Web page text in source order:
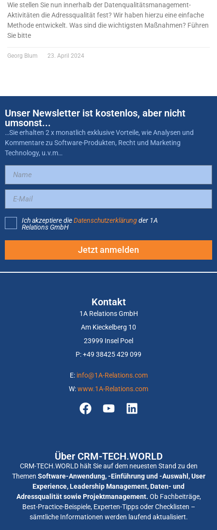
Wie stellen Sie nun innerhalb der Datenqualitätsmanagement-
Aktivitäten die Adressqualität fest? Wir haben hierzu eine einfache
Methode entwickelt. Was sind die wichtigsten Maßnahmen? Führen
Sie bitte
Georg Blum 23. April 2024
Unser Newsletter ist kostenlos, aber nicht
umsonst...
…Sie erhalten 2 x monatlich exklusive Vorteile, wie Analysen und
Kommentare zu Software-Produkten, Recht und Marketing
Technology, u.v.m…
Ich akzeptiere dieDatenschutzerklärungder 1A
Relations GmbH
Jetzt anmelden
Kontakt
1A Relations GmbH
Am Kieckelberg 10
23999 Insel Poel
P: +49 38425 429 099
E: info@1A-Relations.com
W:www.1A-Relations.com
Über CRM-TECH.WORLD
CRM-TECH.WORLD hält Sie auf dem neuesten Stand zu den
Themen Software-Anwendung, -Einführung und -Auswahl, User
Experience, Leadership Management, Daten- und
Adressqualität sowie Projektmanagement. Ob Fachbeiträge,
Best-Practice-Beispiele, Experten-Tipps oder Checklisten –
sämtliche Informationen werden laufend aktualisiert.